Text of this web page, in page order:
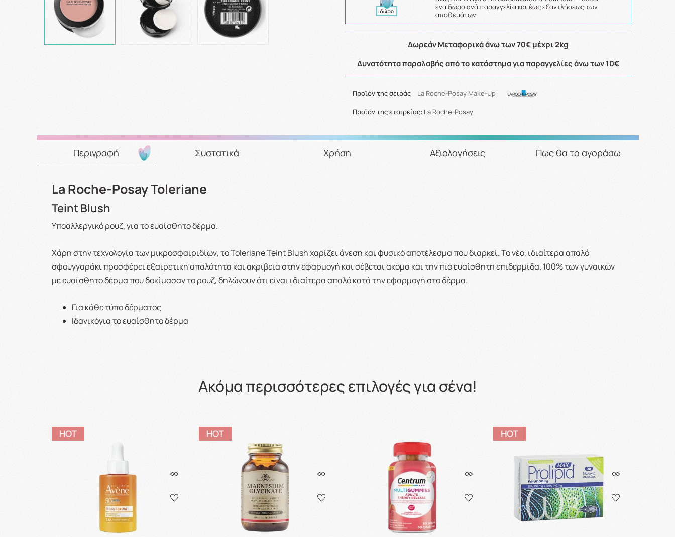
ένα δώρο ανά παραγγελία και έως εξαντλήσεως των
αποθεμάτων.
Δωρεάν Μεταφορικά άνω των 70€ μέχρι 2kg
Δυνατότητα παραλαβής από το κατάστημα για παραγγελίες άνω των 10€
Προϊόν της σειράς La Roche-Posay Make-Up
Προϊόν της εταιρείας: La Roche-Posay
Περιγραφή Συστατικά Χρήση Αξιολογήσεις Πως θα το αγοράσω
La Roche-Posay Toleriane
Teint Blush
Υποαλλεργικό ρουζ, για το ευαίσθητο δέρμα.
Χάρη στην τεχνολογία των μικροσφαιριδίων, το Toleriane Teint Blush χαρίζει άνεση και φυσικό αποτέλεσμα που διαρκεί. Το νέο, ιδιαίτερα απαλό
σφουγγαράκι προσφέρει εξαιρετική απαλότητα και ακρίβεια στην εφαρμογή και σέβεται ακόμα και την πιο ευαίσθητη επιδερμίδα. 100% των γυναικών
με ευαίσθητο δέρμα που δοκίμασαν το ρουζ, δηλώνουν ότι είναι ιδιαίτερα απαλό κατά την εφαρμογή στο δέρμα.
Για κάθε τύπο δέρματος
Ιδανικόγια το ευαίσθητο δέρμα
Ακόμα περισσότερες επιλογές για σένα!